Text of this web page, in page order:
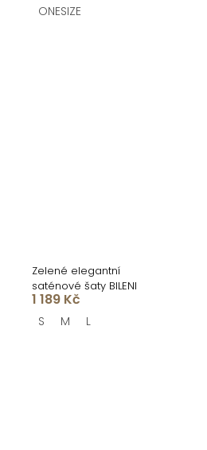
ONESIZE
Zelené elegantní
saténové šaty BILENI
1 189 Kč
S M L